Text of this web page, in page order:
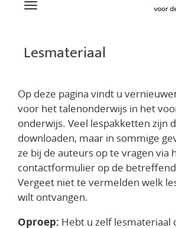
Navigation
Lesmateriaal
Op deze pagina vindt u
voor het talenonderwijs in het
onderwijs. Veel lespakketten zijn
downloaden, maar in sommige
ze bij de auteurs op te vragen via
contactformulier op de
Vergeet niet te vermelden welk
wilt ontvangen.
Oproep: Hebt u zelf lesmateriaal